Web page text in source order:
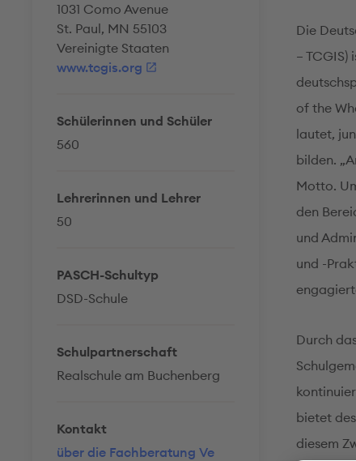
1031 Como Avenue
St. Paul, MN 55103
Vereinigte Staaten
www.tcgis.org
Schülerinnen und Schüler
560
Lehrerinnen und Lehrer
50
PASCH-Schultyp
DSD-Schule
Schulpartnerschaft
Realschule am Buchenberg
Kontakt
über die Fachberatung Ve
Die
–
of the
lautet,
bilden.
Motto.
den
und
und -
Durch
bietet
diesem